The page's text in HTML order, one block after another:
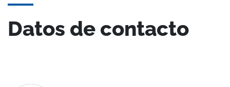
Datos de contacto